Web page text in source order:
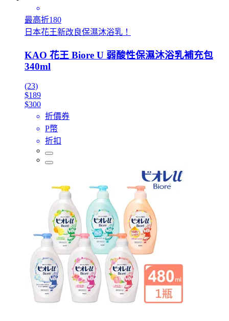
最高折180
日本花王新改良保濕沐浴乳！
KAO 花王 Biore U 弱酸性保濕沐浴乳補充包
340ml
(23)
$189
$300
折價券
P幣
折扣